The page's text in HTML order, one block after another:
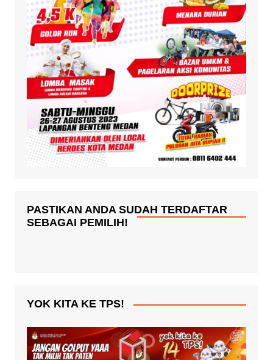
PASTIKAN ANDA SUDAH TERDAFTAR
SEBAGAI PEMILIH!
YOK KITA KE TPS!